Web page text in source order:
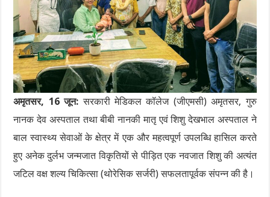
अमृतसर, 16 जून:सरकारी मेडिकल कॉलेज (जीएमसी) अमृतसर, गुरु
नानक देव अस्पताल तथा बीबी नानकी मातृ एवं शिशु देखभाल अस्पताल ने
बाल स्वास्थ्य सेवाओं के क्षेत्र में एक और महत्वपूर्ण उपलब्धि हासिल करते
हुए अनेक दुर्लभ जन्मजात विकृतियों से पीड़ित एक नवजात शिशु की अत्यंत
जटिल वक्ष शल्य चिकित्सा (थोरेसिक सर्जरी) सफलतापूर्वक संपन्न की है।